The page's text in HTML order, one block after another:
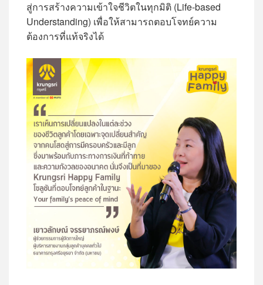
สู่การสร้างความเข้าใจชีวิตในทุกมิติ (Life-based
Understanding) เพื่อให้สามารถตอบโจทย์ความ
ต้องการที่แท้จริงได้